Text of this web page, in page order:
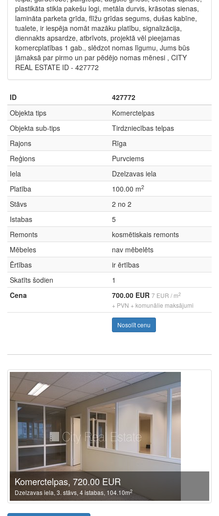
plastikāta stikla pakešu logi, metāla durvis, krāsotas sienas,
lamināta parketa grīda, flīžu grīdas segums, dušas kabīne,
tualete, ir iespēja nomāt mazāku platību, signalizācija,
diennakts apsardze, atbrīvots, projektā vēl pieejamas
komercplatības 1 gab., slēdzot nomas līgumu, Jums būs
jāmaksā par pirmo un par pēdējo nomas mēnesi , CITY
REAL ESTATE ID - 427772
ID
427772
Objekta tips
Komerctelpas
Objekta sub-tips
Tirdzniecības telpas
Rajons
Rīga
Reģions
Purvciems
Iela
Dzelzavas iela
Platība
100.00 m2
Stāvs
2 no 2
Istabas
5
Remonts
kosmētiskais remonts
Mēbeles
nav mēbelēts
Ērtības
ir ērtības
Skatīts šodien
1
Cena
700.00 EUR 7 EUR / m2
+ PVN + komunālie maksājumi
Nosolīt cenu
Komerctelpas, 720.00 EUR
Dzelzavas iela, 3. stāvs, 4 istabas, 104.10m2